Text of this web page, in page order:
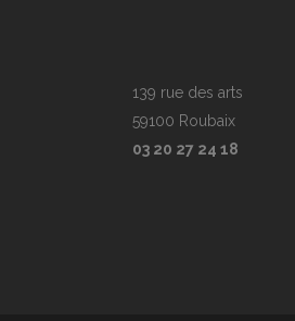
139 rue des arts
59100 Roubaix
03 20 27 24 18